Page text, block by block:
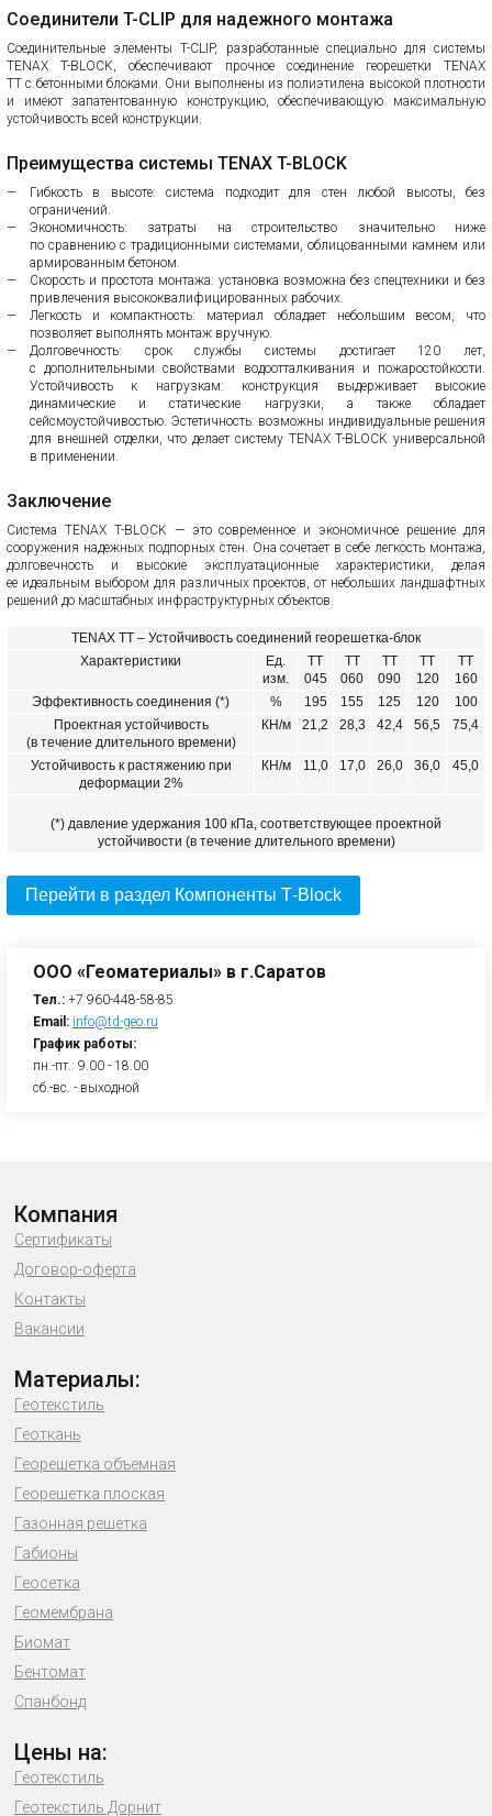
Соединители T-CLIP для надежного монтажа
Соединительные элементы T-CLIP, разработанные специально для системы
TENAX T-BLOCK, обеспечивают прочное соединение георешетки TENAX
TT с бетонными блоками. Они выполнены из полиэтилена высокой плотности
и имеют запатентованную конструкцию, обеспечивающую максимальную
устойчивость всей конструкции.
Преимущества системы TENAX T-BLOCK
Гибкость в высоте: система подходит для стен любой высоты, без
ограничений.
Экономичность: затраты на строительство значительно ниже
по сравнению с традиционными системами, облицованными камнем или
армированным бетоном.
Скорость и простота монтажа: установка возможна без спецтехники и без
привлечения высококвалифицированных рабочих.
Легкость и компактность: материал обладает небольшим весом, что
позволяет выполнять монтаж вручную.
Долговечность: срок службы системы достигает 120 лет,
с дополнительными свойствами водоотталкивания и пожаростойкости.
Устойчивость к нагрузкам: конструкция выдерживает высокие
динамические и статические нагрузки, а также обладает
сейсмоустойчивостью. Эстетичность: возможны индивидуальные решения
для внешней отделки, что делает систему TENAX T-BLOCK универсальной
в применении.
Заключение
Система TENAX T-BLOCK — это современное и экономичное решение для
сооружения надежных подпорных стен. Она сочетает в себе легкость монтажа,
долговечность и высокие эксплуатационные характеристики, делая
ее идеальным выбором для различных проектов, от небольших ландшафтных
решений до масштабных инфраструктурных объектов.
TENAX TT – Устойчивость соединений георешетка-блок
Характеристики
Ед.
изм.
TT
045
TT
060
TT
090
TT
120
TT
160
Эффективность соединения (*)
% 195 155 125 120
100
Проектная устойчивость
(в течение длительного времени)
КН/м 21,2 28,3 42,4 56,5 75,4
Устойчивость к растяжению при
деформации 2%
КН/м 11,0 17,0 26,0 36,0 45,0
(*) давление удержания 100 кПа, соответствующее проектной
устойчивости (в течение длительного времени)
Перейти в раздел Компоненты Т-Block
ООО «Геоматериалы» в г.Саратов
Тел.: +7 960-448-58-85
Email: info@td-geo.ru
График работы:
пн.-пт.: 9.00 - 18.00
сб.-вс. - выходной
Компания
Сертификаты
Договор-оферта
Контакты
Вакансии
Материалы:
Геотекстиль
Геоткань
Георешетка объемная
Георешетка плоская
Газонная решетка
Габионы
Геосетка
Геомембрана
Биомат
Бентомат
Спанбонд
Цены на:
Геотекстиль
Геотекстиль Дорнит